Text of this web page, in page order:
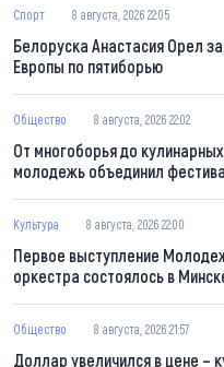
Спорт 8 августа, 2026 22:05
Белоруска Анастасия Орел
Европы по пятиборью
Общество 8 августа, 2026 22:02
От многоборья до
молодежь объединил
Культура 8 августа, 2026 22:00
Первое выступление
оркестра состоялось в
Общество 8 августа, 2026 21:57
Доллар увеличился в цене –